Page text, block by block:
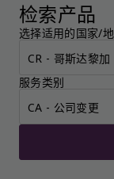
检索产品
选择适用的国家/
服务类别